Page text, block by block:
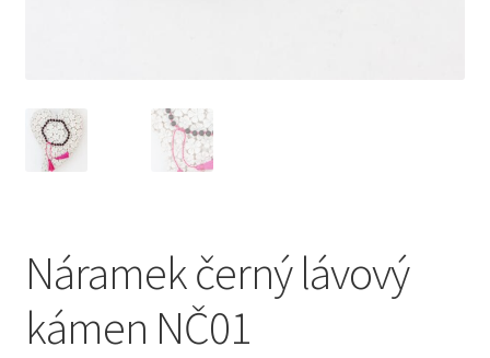
Náramek černý lávový
kámen NČ01